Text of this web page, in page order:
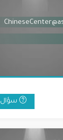
سؤال